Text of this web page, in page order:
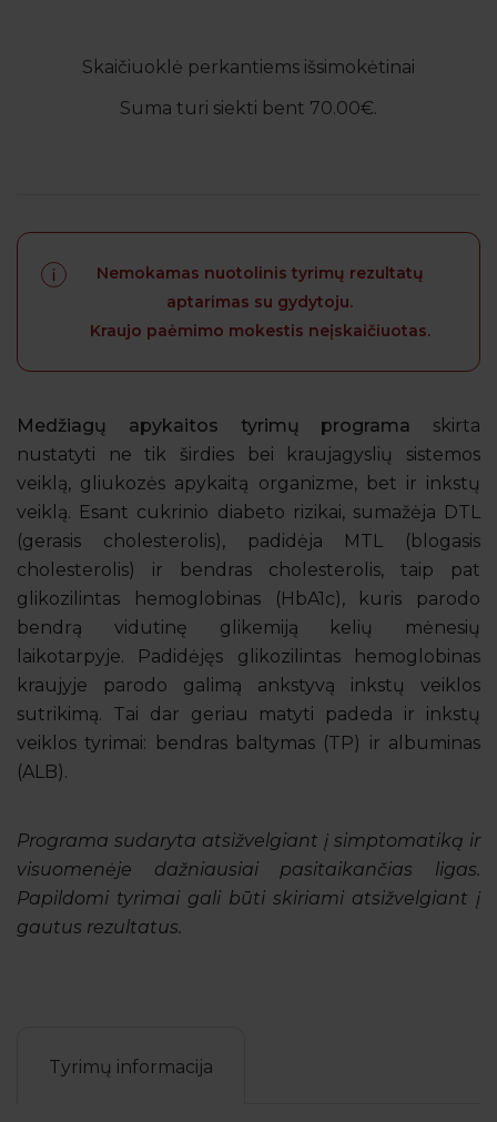
Skaičiuoklė perkantiems išsimokėtinai
Suma turi siekti bent 70.00€.
Nemokamas nuotolinis tyrimų rezultatų
aptarimas su gydytoju.
Kraujo paėmimo mokestis neįskaičiuotas.
Medžiagų apykaitos tyrimų programa skirta
nustatyti ne tik širdies bei kraujagyslių sistemos
veiklą, gliukozės apykaitą organizme, bet ir inkstų
veiklą. Esant cukrinio diabeto rizikai, sumažėja DTL
(gerasis cholesterolis), padidėja MTL (blogasis
cholesterolis) ir bendras cholesterolis, taip pat
glikozilintas hemoglobinas (HbA1c), kuris parodo
bendrą vidutinę glikemiją kelių mėnesių
laikotarpyje. Padidėjęs glikozilintas hemoglobinas
kraujyje parodo galimą ankstyvą inkstų veiklos
sutrikimą. Tai dar geriau matyti padeda ir inkstų
veiklos tyrimai: bendras baltymas (TP) ir albuminas
(ALB).
Programa sudaryta atsižvelgiant į simptomatiką ir
visuomenėje dažniausiai pasitaikančias ligas.
Papildomi tyrimai gali būti skiriami atsižvelgiant į
gautus rezultatus.
Tyrimų informacija